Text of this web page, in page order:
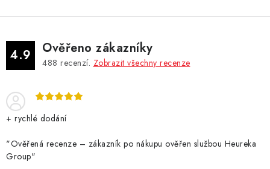
4.9 Ověřeno zákazníky
488 recenzí. Zobrazit všechny recenze
+ rychlé dodání
"Ověřená recenze – zákazník po nákupu ověřen službou Heureka
Group"